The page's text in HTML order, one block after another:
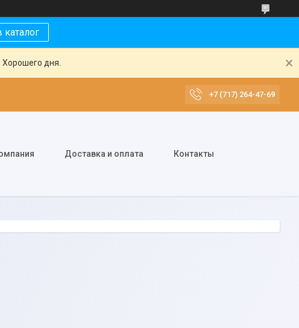
каталог
Хорошего дня.
+7 (717) 264-47-69
Доставка и оплата Контакты